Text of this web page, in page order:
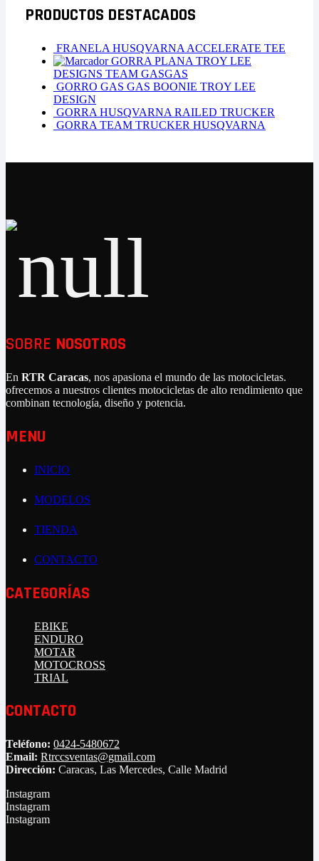
PRODUCTOS DESTACADOS
FRANELA HUSQVARNA ACCELERATE TEE
GORRA PLANA TROY LEE
DESIGNS TEAM GASGAS
GORRO GAS GAS BOONIE TROY LEE
DESIGN
GORRA HUSQVARNA RAILED TRUCKER
GORRA TEAM TRUCKER HUSQVARNA
SOBRE NOSOTROS
En RTR Caracas, nos apasiona el mundo de las motocicletas.
ofrecemos a nuestros clientes motocicletas de alto rendimiento que
combinan tecnología, diseño y potencia.
MENU
INICIO
MODELOS
TIENDA
CONTACTO
CATEGORÍAS
EBIKE
ENDURO
MOTAR
MOTOCROSS
TRIAL
CONTACTO
Teléfono: 0424-5480672
Email: Rtrccsventas@gmail.com
Dirección: Caracas, Las Mercedes, Calle Madrid
Instagram
Instagram
Instagram